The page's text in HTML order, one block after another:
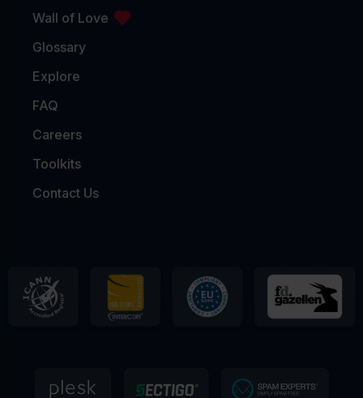
Wall of Love
Glossary
Explore
FAQ
Careers
Toolkits
Contact Us